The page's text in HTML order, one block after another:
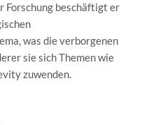
Forschung beschäftigt er
was die verborgenen
sie sich Themen wie
zuwenden.